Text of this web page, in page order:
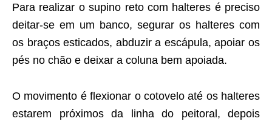
Para realizar o supino reto com halteres é preciso
deitar-se em um banco, segurar os halteres com
os braços esticados, abduzir a escápula, apoiar os
pés no chão e deixar a coluna bem apoiada.
O movimento é flexionar o cotovelo até os halteres
estarem próximos da linha do peitoral, depois